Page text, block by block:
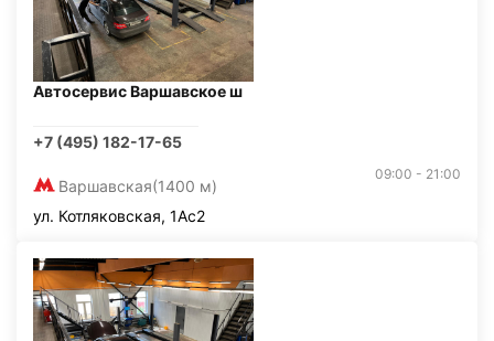
Автосервис Варшавское ш
+7 (495) 182-17-65
Варшавская(1400 м)
09:00 - 21:00
ул. Котляковская, 1Ас2